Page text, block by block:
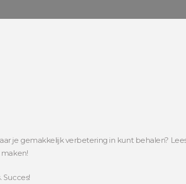
je gemakkelijk verbetering in kunt behalen?